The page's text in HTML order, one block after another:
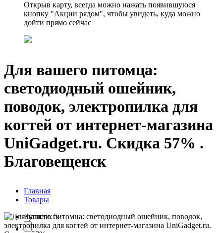
Открыв карту, всегда можно нажать появившуюся
кнопку "Акции рядом", чтобы увидеть, куда можно
дойти прямо сейчас
Для вашего питомца:
светодиодный ошейник,
поводок, электропилка для
когтей от интернет-магазина
UniGadget.ru. Скидка 57% .
Благовещенск
Главная
Товары
Купили:5